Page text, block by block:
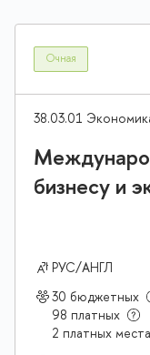
Очная
38.03.01
бизнесу и
РУС/АНГЛ
30 бюджетных
98 платных
2 платных